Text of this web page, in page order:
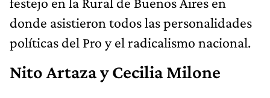
donde asistieron todos las personalidades
políticas del Pro y el radicalismo nacional.
Nito Artaza y Cecilia Milone